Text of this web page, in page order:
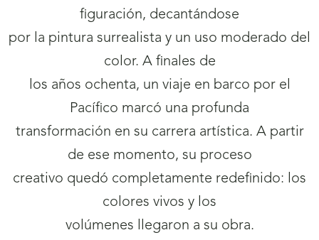
figuración, decantándose
por la pintura surrealista y un uso moderado del
color. A finales de
los años ochenta, un viaje en barco por el
Pacífico marcó una profunda
transformación en su carrera artística. A partir
de ese momento, su proceso
creativo quedó completamente redefinido: los
colores vivos y los
volúmenes llegaron a su obra.